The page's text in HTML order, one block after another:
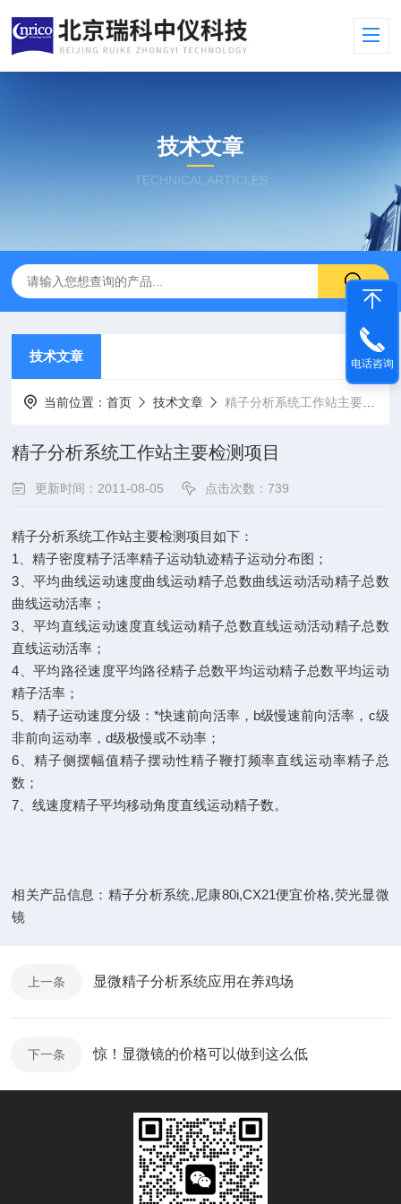
技术文章
TECHNICAL ARTICLES
技术文章
当前位置：首页 技术文章 精子分析系统工作站主要检测项目
精子分析系统工作站主要检测项目
更新时间：2011-08-05 点击次数：739
精子分析系统工作站主要检测项目如下：
1、精子密度精子活率精子运动轨迹精子运动分布图；
3、平均曲线运动速度曲线运动精子总数曲线运动活动精子总数
曲线运动活率；
3、平均直线运动速度直线运动精子总数直线运动活动精子总数
直线运动活率；
4、平均路径速度平均路径精子总数平均运动精子总数平均运动
精子活率；
5、精子运动速度分级：*快速前向活率，b级慢速前向活率，c级
非前向运动率，d级极慢或不动率；
6、精子侧摆幅值精子摆动性精子鞭打频率直线运动率精子总
数；
7、线速度精子平均移动角度直线运动精子数。
相关产品信息：精子分析系统,尼康80i,CX21便宜价格,荧光显微
镜
上一条 显微精子分析系统应用在养鸡场
下一条 惊！显微镜的价格可以做到这么低
电话咨询